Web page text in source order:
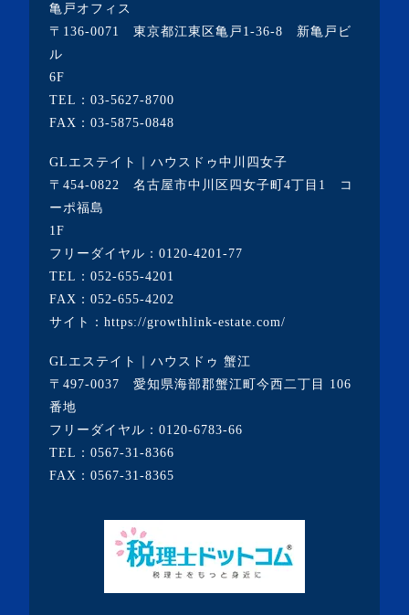
・2021年5月(2記事)
・2021年4月(4記事)
・2021年2月(3記事)
・2021年1月(3記事)
・2020年12月(7記事)
・2020年11月(5記事)
・2020年10月(3記事)
・2020年9月(8記事)
・2020年6月(9記事)
・2020年5月(5記事)
・2020年4月(3記事)
・2020年3月(7記事)
・2020年1月(3記事)
・2019年12月(7記事)
・2019年11月(7記事)
亀戸オフィス
〒136-0071 東京都江東区亀戸1-36-8 新亀戸ビ
ル
6F
TEL： 03-5627-8700
FAX：03-5875-0848
GLエステイト｜ハウスドゥ中川四女子
〒454-0822 名古屋市中川区四女子町4丁目1 コ
ーポ福島
1F
フリーダイヤル： 0120-4201-77
TEL： 052-655-4201
FAX：052-655-4202
サイト： https://growthlink-estate.com/
GLエステイト｜ハウスドゥ 蟹江
〒497-0037 愛知県海部郡蟹江町今西二丁目 106
番地
フリーダイヤル： 0120-6783-66
TEL： 0567-31-8366
FAX：0567-31-8365